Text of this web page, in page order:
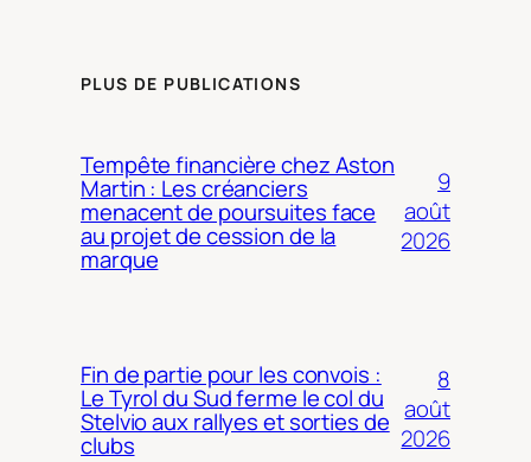
PLUS DE PUBLICATIONS
Tempête financière chez Aston
Martin : Les créanciers
menacent de poursuites face
au projet de cession de la
marque
9
août
2026
Fin de partie pour les convois :
Le Tyrol du Sud ferme le col du
Stelvio aux rallyes et sorties de
clubs
8
août
2026